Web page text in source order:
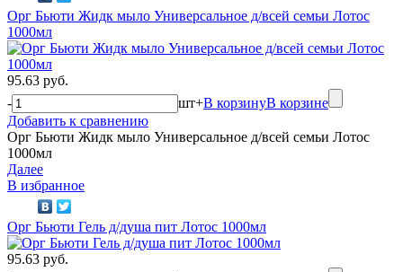
Орг Бьюти Жидк мыло Универсальное д/всей семьи Лотос
1000мл
95.63 руб.
-
шт+В корзинуВ корзине
Добавить к сравнению
Орг Бьюти Жидк мыло Универсальное д/всей семьи Лотос
1000мл
Далее
В избранное
Орг Бьюти Гель д/душа пит Лотос 1000мл
95.63 руб.